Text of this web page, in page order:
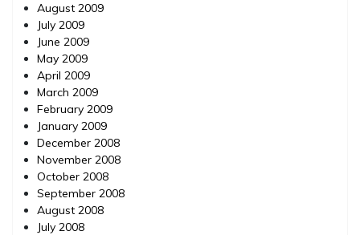
August 2009
July 2009
June 2009
May 2009
April 2009
March 2009
February 2009
January 2009
December 2008
November 2008
October 2008
September 2008
August 2008
July 2008